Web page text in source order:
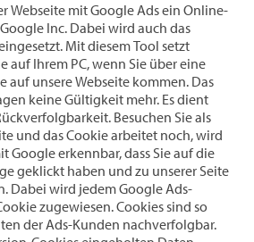
Webseite mit Google Ads ein Online-
Inc. Dabei wird auch das
Mit diesem Tool setzt
auf Ihrem PC, wenn Sie über eine
auf unsere Webseite kommen. Das
keine Gültigkeit mehr. Es dient
Besuchen Sie als
und das Cookie arbeitet noch, wird
Google erkennbar, dass Sie auf die
geklickt haben und zu unserer Seite
Dabei wird jedem Google Ads-
zugewiesen. Cookies sind so
der Ads-Kunden nachverfolgbar.